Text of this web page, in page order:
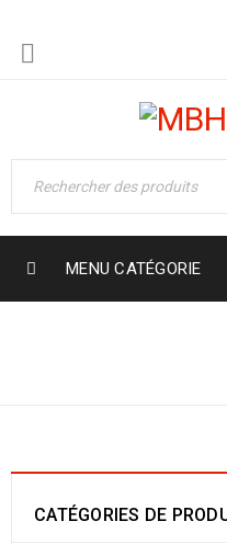
MENU CATÉGORIE
CATÉGORIES DE